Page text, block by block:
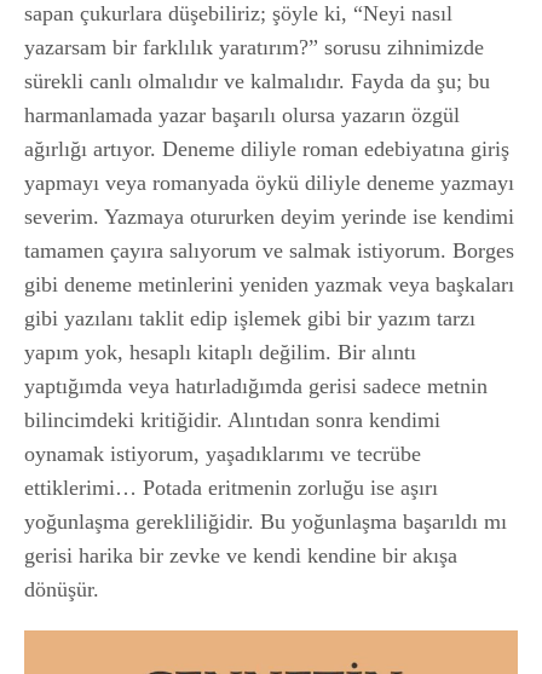
sapan çukurlara düşebiliriz; şöyle ki, “Neyi nasıl
yazarsam bir farklılık yaratırım?” sorusu zihnimizde
sürekli canlı olmalıdır ve kalmalıdır. Fayda da şu; bu
harmanlamada yazar başarılı olursa yazarın özgül
ağırlığı artıyor. Deneme diliyle roman edebiyatına giriş
yapmayı veya romanyada öykü diliyle deneme yazmayı
severim. Yazmaya otururken deyim yerinde ise kendimi
tamamen çayıra salıyorum ve salmak istiyorum. Borges
gibi deneme metinlerini yeniden yazmak veya başkaları
gibi yazılanı taklit edip işlemek gibi bir yazım tarzı
yapım yok, hesaplı kitaplı değilim. Bir alıntı
yaptığımda veya hatırladığımda gerisi sadece metnin
bilincimdeki kritiğidir. Alıntıdan sonra kendimi
oynamak istiyorum, yaşadıklarımı ve tecrübe
ettiklerimi… Potada eritmenin zorluğu ise aşırı
yoğunlaşma gerekliliğidir. Bu yoğunlaşma başarıldı mı
gerisi harika bir zevke ve kendi kendine bir akışa
dönüşür.